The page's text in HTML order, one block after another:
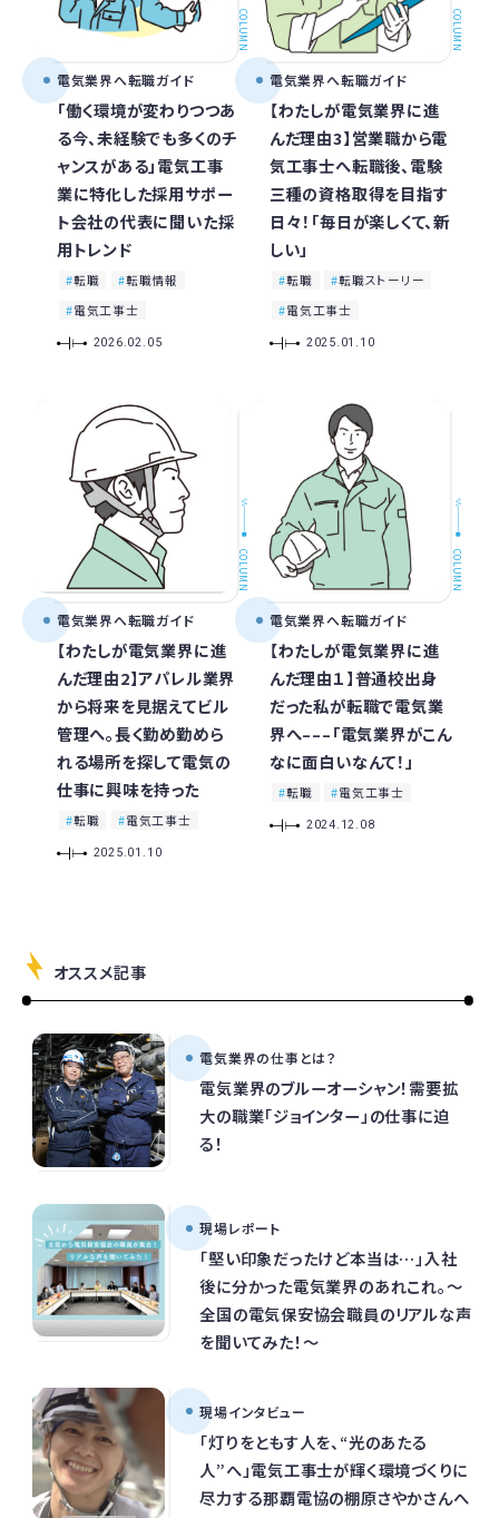
COLUMN
電気業界へ転職ガイド
「働く環境が変わりつつあ
る今、未経験でも多くのチ
ャンスがある」電気工事
業に特化した採用サポー
ト会社の代表に聞いた採
用トレンド
転職
転職情報
電気工事士
2026.02.05
COLUMN
電気業界へ転職ガイド
【わたしが電気業界に進
んだ理由3】営業職から電
気工事士へ転職後、電験
三種の資格取得を目指す
日々！「毎日が楽しくて、新
しい」
転職
転職ストーリー
電気工事士
2025.01.10
COLUMN
電気業界へ転職ガイド
【わたしが電気業界に進
んだ理由2】アパレル業界
から将来を見据えてビル
管理へ。長く勤め勤めら
れる場所を探して電気の
仕事に興味を持った
転職 電気工事士
2025.01.10
COLUMN
電気業界へ転職ガイド
【わたしが電気業界に進
んだ理由１】普通校出身
だった私が転職で電気業
界へ–––「電気業界がこん
なに面白いなんて！」
転職 電気工事士
2024.12.08
オススメ記事
電気業界の仕事とは？
電気業界のブルーオーシャン！需要拡
大の職業「ジョインター」の仕事に迫
る！
現場レポート
「堅い印象だったけど本当は…」入社
後に分かった電気業界のあれこれ。～
全国の電気保安協会職員のリアルな声
を聞いてみた！～
現場インタビュー
「灯りをともす人を、“光のあたる
人”へ」電気工事士が輝く環境づくりに
尽力する那覇電協の棚原さやかさんへ